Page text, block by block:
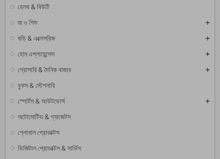
হেলথ & বিউটি
মা ও শিশু
ঘড়ি & এক্সেসরিজ
হোম এপ্লায়েন্সেস
গ্রোসারি & দৈনিক বাজার
বুকস & স্টেশনারি
স্পোর্টস & আউটডোর্স
অটোমোটিভ & গ্যাজেটস
গ্লোবাল প্রোডাক্টস
ডিজিটাল প্রোডাক্টস & সার্ভিস